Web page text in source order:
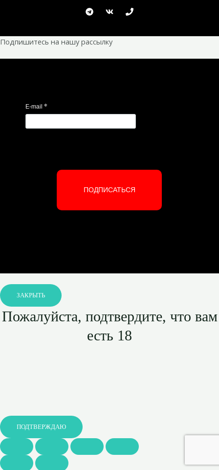
Подпишитесь на нашу рассылку
E-mail *
ПОДПИСАТЬСЯ
ЗАКРЫТЬ
Пожалуйста, подтвердите, что вам
есть 18
ПОДТВЕРЖДАЮ